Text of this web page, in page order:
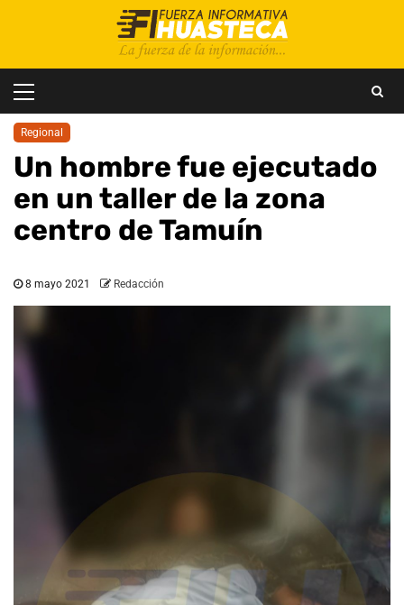
principal
Regional
Un hombre fue ejecutado
en un taller de la zona
centro de Tamuín
8 mayo 2021 Redacción